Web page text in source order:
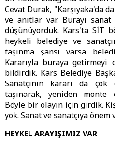
Cevat Durak, "Karşıyaka'da
ve anıtlar var. Burayı
düşünüyorduk. Kars'ta SİT
heykeli belediye ve
taşınma şansı varsa
Kararıyla buraya getirmeyi
bildirdik. Kars Belediye
Sanatçının kararı da
taşınarak, yeniden monte
Böyle bir olayın için girdik.
yok. Sanat ve sanatçıya
HEYKEL ARAYIŞIMIZ VAR